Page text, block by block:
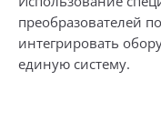
преобразователей
интегрировать
единую систему.